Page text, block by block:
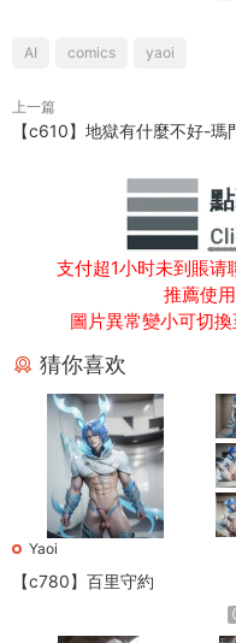
AI comics yaoi
上一篇
【c610】地獄有什麼不好-瑪
支付超1小时未到賬
推薦使
圖片異常變小可切
猜你喜欢
Yaoi
【c780】百里守約